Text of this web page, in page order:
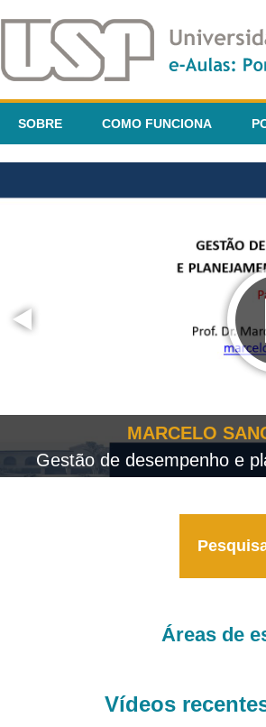
SOBRE COMO FUNCIONA
MARCELO
Gestão de desempenho e
Áreas de
Vídeos